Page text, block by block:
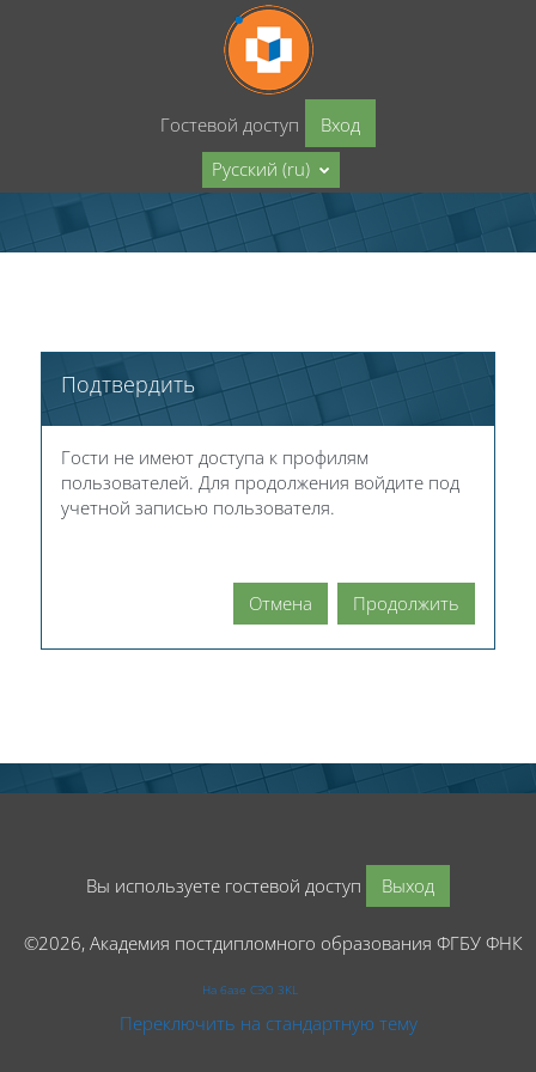
Перейти к основному содержанию
Гостевой доступ
Вход
Русский ‎(ru)‎
Подтвердить
Гости не имеют доступа к профилям
пользователей. Для продолжения войдите под
учетной записью пользователя.
Отмена Продолжить
Вы используете гостевой доступ Выход
©2026, Академия постдипломного образования ФГБУ
На базе СЭО 3KL
Переключить на стандартную тему